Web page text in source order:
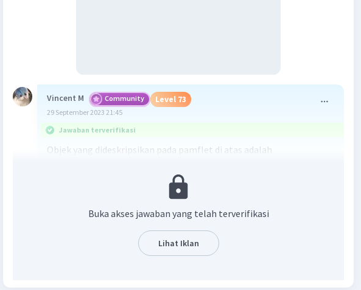
Vincent M Community Level 73
29 September 2023 21:45
Jawaban terverifikasi
Objek yang dideskripsikan pada pamflet di atas adalah
Papandayan, termasuk panorama alamnya, bunga edelweis, dan
momen matahari terbit (sunrise) dan matahari terbenam (sunset)
yang indah di puncak gunung tersebut.
Balas
Buka akses jawaban yang telah terverifikasi
Lihat Iklan